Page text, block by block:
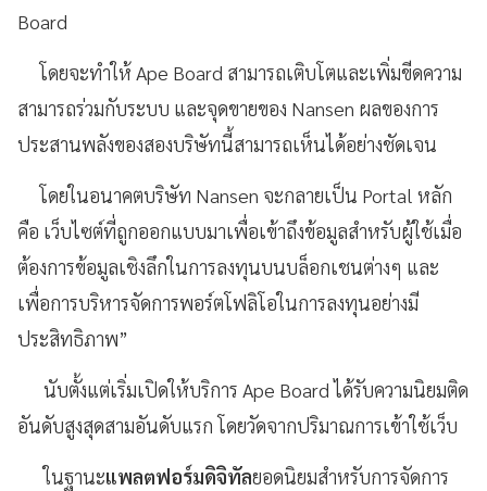
Board
โดยจะทำให้ Ape Board สามารถเติบโตและเพิ่มขีดความ
สามารถร่วมกับระบบ และจุดขายของ Nansen ผลของการ
ประสานพลังของสองบริษัทนี้สามารถเห็นได้อย่างชัดเจน
โดยในอนาคตบริษัท Nansen จะกลายเป็น Portal หลัก
คือ เว็บไซต์ที่ถูกออกแบบมาเพื่อเข้าถึงข้อมูลสำหรับผู้ใช้เมื่อ
ต้องการข้อมูลเชิงลึกในการลงทุนบนบล็อกเชนต่างๆ และ
เพื่อการบริหารจัดการพอร์ตโฟลิโอในการลงทุนอย่างมี
ประสิทธิภาพ”
นับตั้งแต่เริ่มเปิดให้บริการ Ape Board ได้รับความนิยมติด
อันดับสูงสุดสามอันดับแรก โดยวัดจากปริมาณการเข้าใช้เว็บ
ในฐานะแพลตฟอร์มดิจิทัลยอดนิยมสำหรับการจัดการ